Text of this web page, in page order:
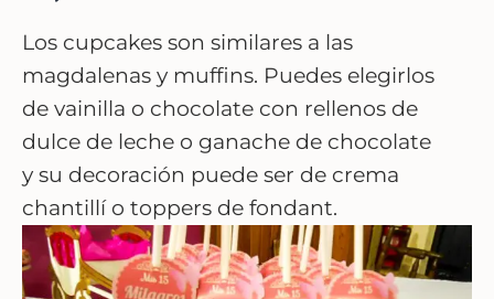
Los cupcakes son similares a las
magdalenas y muffins. Puedes elegirlos
de vainilla o chocolate con rellenos de
dulce de leche o ganache de chocolate
y su decoración puede ser de crema
chantillí o toppers de fondant.